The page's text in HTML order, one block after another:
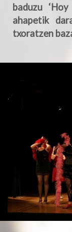
baduzu
ahapetik
txoratzen